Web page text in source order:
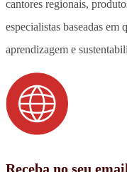
cantores regionais,
especialistas baseadas em
aprendizagem e
Receba no seu